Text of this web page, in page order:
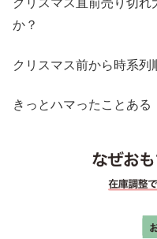
クリスマス直前売り切れ
か？
クリスマス前から時系列
きっとハマったことある